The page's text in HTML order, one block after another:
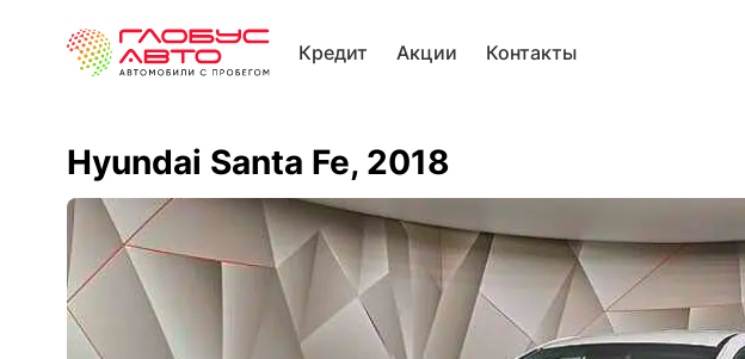
Кредит Акции Контакты
Hyundai Santa Fe, 2018